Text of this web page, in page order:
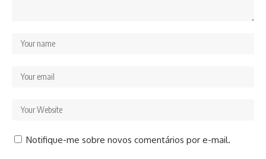
Notifique-me sobre novos comentários por e-mail.